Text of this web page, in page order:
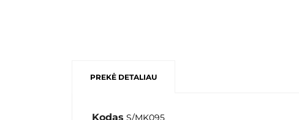
PREKĖ DETALIAU
Kodas S/MK095